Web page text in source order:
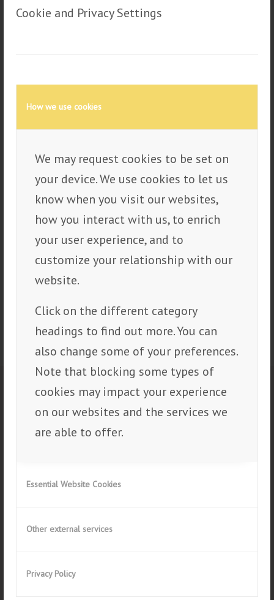
Cookie and Privacy Settings
How we use cookies
We may request cookies to be set on
your device. We use cookies to let us
know when you visit our websites,
how you interact with us, to enrich
your user experience, and to
customize your relationship with our
website.
Click on the different category
headings to find out more. You can
also change some of your preferences.
Note that blocking some types of
cookies may impact your experience
on our websites and the services we
are able to offer.
Essential Website Cookies
Other external services
Privacy Policy
Next
123456
Priseksempler gardiner
Produkt | Størrelse | Fra-pris inkl. mva
PLISSÉGARDINER
990,-